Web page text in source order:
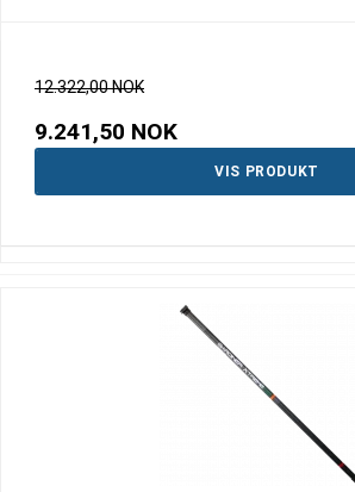
12.322,00 NOK
9.241,50 NOK
VIS PRODUKT